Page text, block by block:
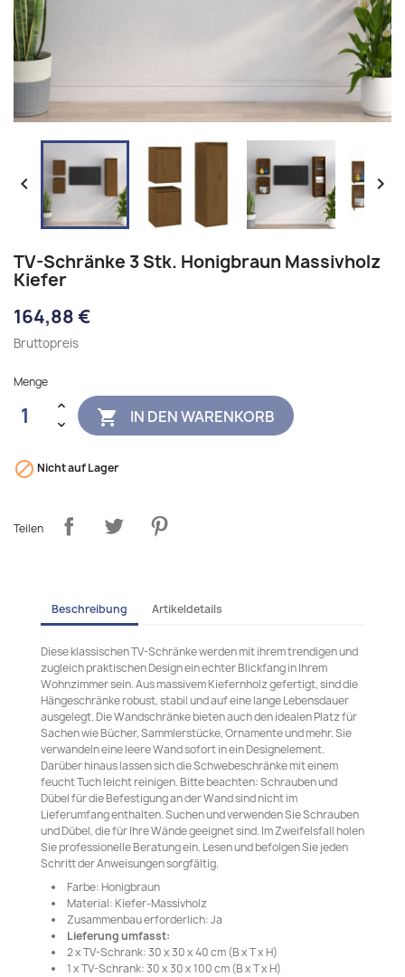
 
TV-Schränke 3 Stk. Honigbraun Massivholz
Kiefer
164,88 €
Bruttopreis
Menge
 IN DEN WARENKORB
 Nicht auf Lager
Teilen
Beschreibung Artikeldetails
Diese klassischen TV-Schränke werden mit ihrem trendigen und
zugleich praktischen Design ein echter Blickfang in Ihrem
Wohnzimmer sein. Aus massivem Kiefernholz gefertigt, sind die
Hängeschränke robust, stabil und auf eine lange Lebensdauer
ausgelegt. Die Wandschränke bieten auch den idealen Platz für
Sachen wie Bücher, Sammlerstücke, Ornamente und mehr. Sie
verwandeln eine leere Wand sofort in ein Designelement.
Darüber hinaus lassen sich die Schwebeschränke mit einem
feucht Tuch leicht reinigen. Bitte beachten: Schrauben und
Dübel für die Befestigung an der Wand sind nicht im
Lieferumfang enthalten. Suchen und verwenden Sie Schrauben
und Dübel, die für Ihre Wände geeignet sind. Im Zweifelsfall holen
Sie professionelle Beratung ein. Lesen und befolgen Sie jeden
Schritt der Anweisungen sorgfältig.
Farbe: Honigbraun
Material: Kiefer-Massivholz
Zusammenbau erforderlich: Ja
Lieferung umfasst:
2 x TV-Schrank: 30 x 30 x 40 cm (B x T x H)
1 x TV-Schrank: 30 x 30 x 100 cm (B x T x H)